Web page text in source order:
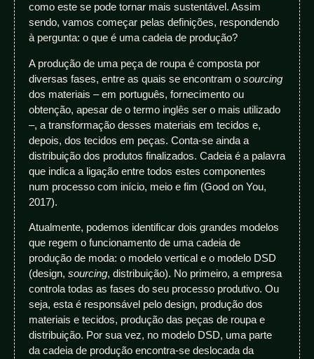
como este se pode tornar mais sustentável. Assim
sendo, vamos começar pelas definições, respondendo
à pergunta: o que é uma cadeia de produção?
A produção de uma peça de roupa é composta por
diversas fases, entre as quais se encontram o sourcing
dos materiais – em português, fornecimento ou
obtenção, apesar de o termo inglês ser o mais utilizado
–, a transformação desses materiais em tecidos e,
depois, dos tecidos em peças. Conta-se ainda a
distribuição dos produtos finalizados. Cadeia é a palavra
que indica a ligação entre todos estes componentes
num processo com início, meio e fim (Good on You,
2017).
Atualmente, podemos identificar dois grandes modelos
que regem o funcionamento de uma cadeia de
produção de moda: o modelo vertical e o modelo DSD
(design, sourcing, distribuição). No primeiro, a empresa
controla todas as fases do seu processo produtivo. Ou
seja, esta é responsável pelo design, produção dos
materiais e tecidos, produção das peças de roupa e
distribuição. Por sua vez, no modelo DSD, uma parte
da cadeia de produção encontra-se deslocada da